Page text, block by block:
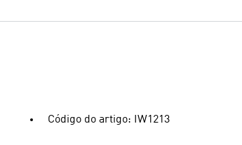
Código do artigo: IW1213